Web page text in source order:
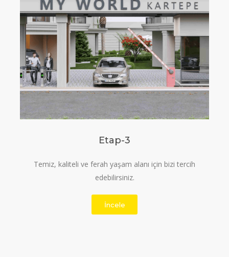
Etap-3
Temiz, kaliteli ve ferah yaşam alanı için bizi tercih
edebilirsiniz.
İncele